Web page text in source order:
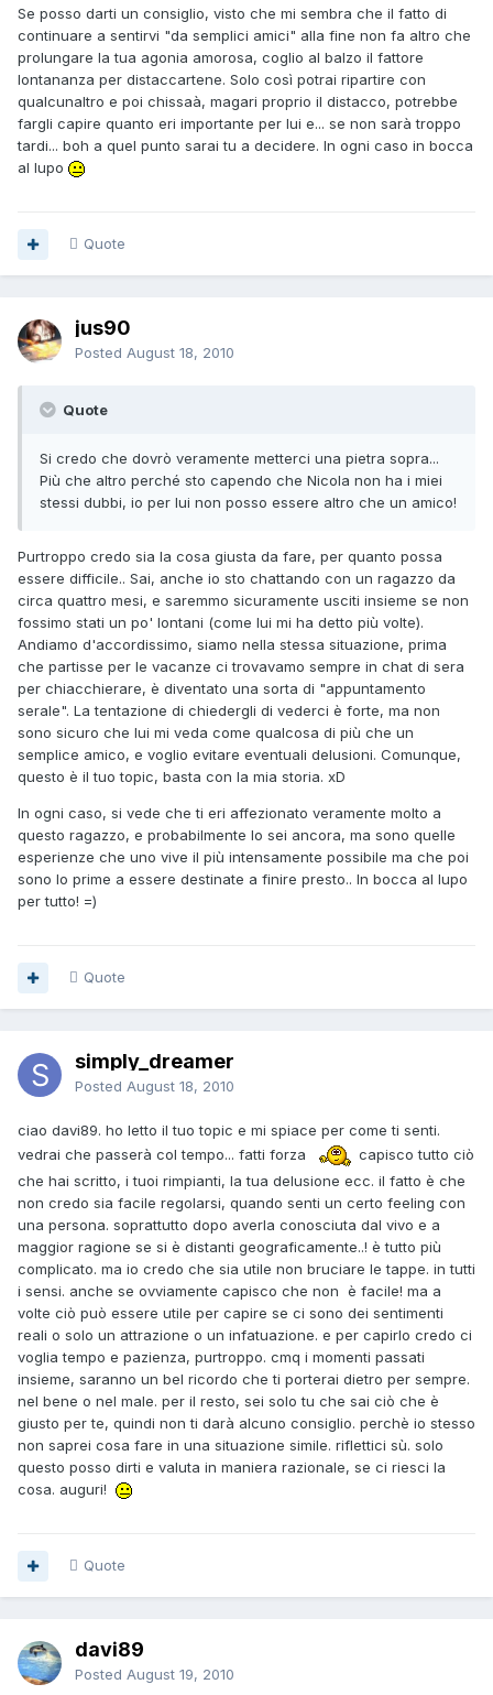
Se posso darti un consiglio, visto che mi sembra che il fatto di
continuare a sentirvi "da semplici amici" alla fine non fa altro che
prolungare la tua agonia amorosa, coglio al balzo il fattore
lontananza per distaccartene. Solo così potrai ripartire con
qualcunaltro e poi chissaà, magari proprio il distacco, potrebbe
fargli capire quanto eri importante per lui e... se non sarà troppo
tardi... boh a quel punto sarai tu a decidere. In ogni caso in bocca
al lupo
Quote
jus90
Posted August 18, 2010
Quote
Si credo che dovrò veramente metterci una pietra sopra...
Più che altro perché sto capendo che Nicola non ha i miei
stessi dubbi, io per lui non posso essere altro che un amico!
Purtroppo credo sia la cosa giusta da fare, per quanto possa
essere difficile.. Sai, anche io sto chattando con un ragazzo da
circa quattro mesi, e saremmo sicuramente usciti insieme se non
fossimo stati un po' lontani (come lui mi ha detto più volte).
Andiamo d'accordissimo, siamo nella stessa situazione, prima
che partisse per le vacanze ci trovavamo sempre in chat di sera
per chiacchierare, è diventato una sorta di "appuntamento
serale". La tentazione di chiedergli di vederci è forte, ma non
sono sicuro che lui mi veda come qualcosa di più che un
semplice amico, e voglio evitare eventuali delusioni. Comunque,
questo è il tuo topic, basta con la mia storia. xD
In ogni caso, si vede che ti eri affezionato veramente molto a
questo ragazzo, e probabilmente lo sei ancora, ma sono quelle
esperienze che uno vive il più intensamente possibile ma che poi
sono lo prime a essere destinate a finire presto.. In bocca al lupo
per tutto! =)
Quote
simply_dreamer
Posted August 18, 2010
ciao davi89. ho letto il tuo topic e mi spiace per come ti senti.
vedrai che passerà col tempo... fatti forza
capisco tutto ciò
che hai scritto, i tuoi rimpianti, la tua delusione ecc. il fatto è che
non credo sia facile regolarsi, quando senti un certo feeling con
una persona. soprattutto dopo averla conosciuta dal vivo e a
maggior ragione se si è distanti geograficamente..! è tutto più
complicato. ma io credo che sia utile non bruciare le tappe. in tutti
i sensi. anche se ovviamente capisco che non è facile! ma a
volte ciò può essere utile per capire se ci sono dei sentimenti
reali o solo un attrazione o un infatuazione. e per capirlo credo ci
voglia tempo e pazienza, purtroppo. cmq i momenti passati
insieme, saranno un bel ricordo che ti porterai dietro per sempre.
nel bene o nel male. per il resto, sei solo tu che sai ciò che è
giusto per te, quindi non ti darà alcuno consiglio. perchè io stesso
non saprei cosa fare in una situazione simile. riflettici sù. solo
questo posso dirti e valuta in maniera razionale, se ci riesci la
cosa. auguri!
Quote
davi89
Posted August 19, 2010